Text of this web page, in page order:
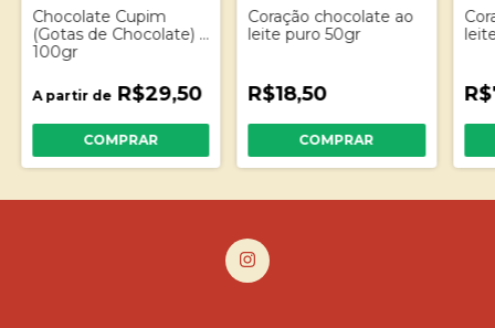
Chocolate Cupim
(Gotas de Chocolate) -
100gr
A partir deR$29,50
COMPRAR
Coração chocolate ao
leite puro 50gr
R$18,50